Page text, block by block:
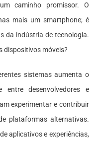
caminho promissor. O
mais um smartphone; é
da indústria de tecnologia.
dispositivos móveis?
sistemas aumenta o
entre desenvolvedores e
experimentar e contribuir
plataformas alternativas.
aplicativos e experiências,